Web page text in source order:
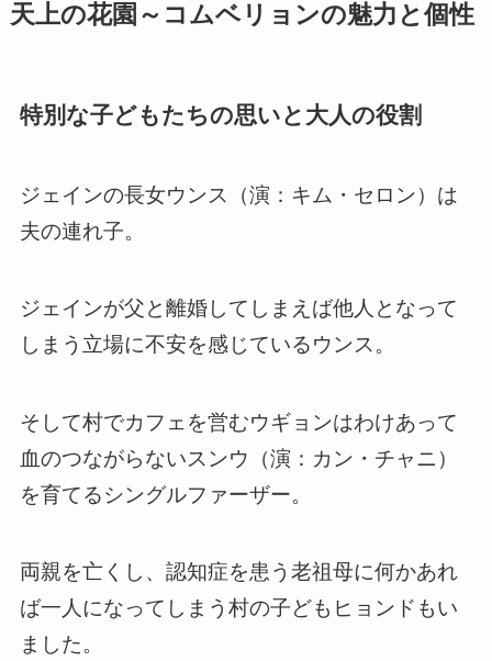
天上の花園～コムベリョンの魅力と個性
特別な子どもたちの思いと大人の役割
ジェインの長女ウンス（演：キム・セロン）は
夫の連れ子。
ジェインが父と離婚してしまえば他人となって
しまう立場に不安を感じているウンス。
そして村でカフェを営むウギョンはわけあって
血のつながらないスンウ（演：カン・チャニ）
を育てるシングルファーザー。
両親を亡くし、認知症を患う老祖母に何かあれ
ば一人になってしまう村の子どもヒョンドもい
ました。